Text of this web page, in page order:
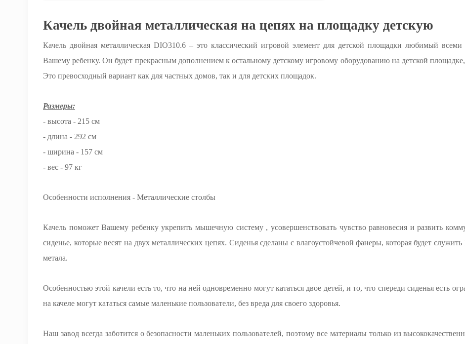
Качель двойная металлическая на цепях на площадку детскую
Качель двойная металлическая DIO310.6 – это классический игровой элемент для детской площадки любимый
Вашему ребенку. Он будет прекрасным дополнением к остальному детскому игровому оборудованию на детской
Это превосходный вариант как для частных домов, так и для детских площадок.
Размеры:
- высота - 215 см
- длина - 292 см
- ширина - 157 см
- вес - 97 кг
Особенности исполнения - Металлические столбы
Качель поможет Вашему ребенку укрепить мышечную систему , усовершенствовать чувство равновесия и развить
сиденье, которые весят на двух металлических цепях. Сиденья сделаны с влагоустойчевой фанеры, которая будет
метала.
Особенностью этой качели есть то, что на ней одновременно могут кататься двое детей, и то, что спереди сиденья есть
на качеле могут кататься самые маленькие пользователи, без вреда для своего здоровья.
Наш завод всегда заботится о безопасности маленьких пользователей, поэтому все материалы только из